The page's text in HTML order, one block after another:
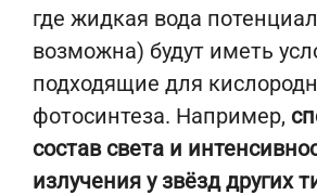
где жидкая вода
возможна) будут иметь
подходящие для
фотосинтеза. Например,
состав света и
излучения у звёзд других